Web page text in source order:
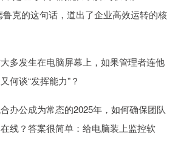
鲁克的这句话，道出了企业高效运转的核
多发生在电脑屏幕上，如果管理者连他
何谈“发挥能力”？
办公成为常态的2025年，如何确保团队
线？答案很简单：给电脑装上监控软